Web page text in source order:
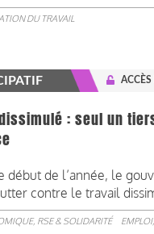
DU TRAVAIL
: seul un
début de l’année, le
contre le travail
RSE & SOLIDARITÉ